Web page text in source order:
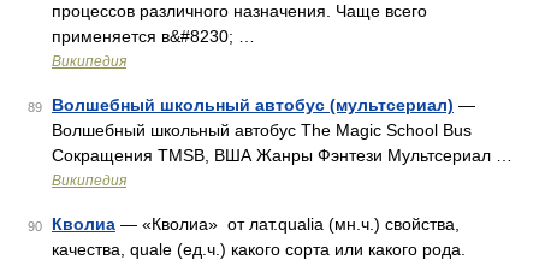
процессов различного назначения. Чаще всего
применяется в&#8230; …
Википедия
89 Волшебный школьный автобус (мультсериал) —
Волшебный школьный автобус The Magic School Bus
Сокращения TMSB, ВША Жанры Фэнтези Мультсериал …
Википедия
90 Кволиа — «Кволиа» от лат.qualia (мн.ч.) свойства,
качества, quale (ед.ч.) какого сорта или какого рода.